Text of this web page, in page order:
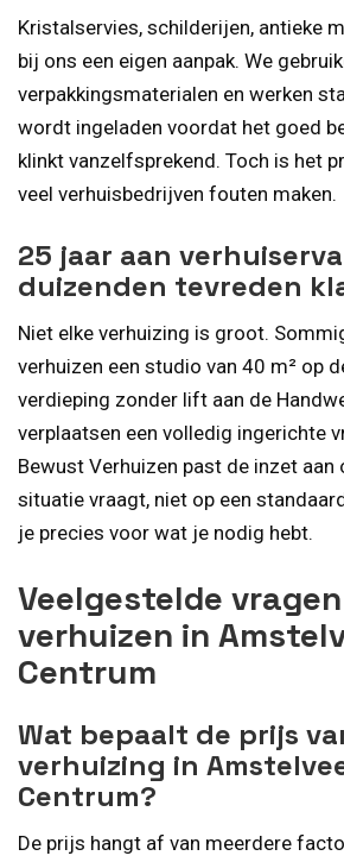
Kristalservies, schilderijen, antieke
bij ons een eigen aanpak. We
verpakkingsmaterialen en werken
wordt ingeladen voordat het goed
klinkt vanzelfsprekend. Toch is het
veel verhuisbedrijven fouten maken.
25 jaar aan
duizenden tevreden
Niet elke verhuizing is groot.
verhuizen een studio van 40 m² op
verdieping zonder lift aan de
verplaatsen een volledig ingerichte
Bewust Verhuizen past de inzet aan
situatie vraagt, niet op een
je precies voor wat je nodig hebt.
Veelgestelde
verhuizen in
Centrum
Wat bepaalt de prijs
verhuizing in
Centrum?
De prijs hangt af van meerdere